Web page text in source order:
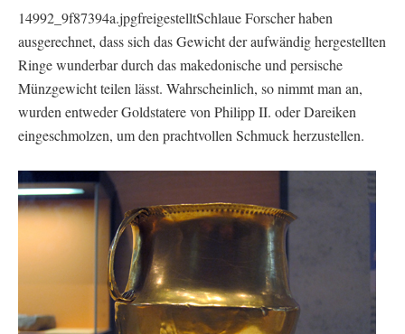
14992_9f87394a.jpgfreigestelltSchlaue Forscher haben
ausgerechnet, dass sich das Gewicht der aufwändig hergestellten
Ringe wunderbar durch das makedonische und persische
Münzgewicht teilen lässt. Wahrscheinlich, so nimmt man an,
wurden entweder Goldstatere von Philipp II. oder Dareiken
eingeschmolzen, um den prachtvollen Schmuck herzustellen.